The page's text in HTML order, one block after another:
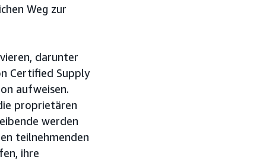
Weg zur
darunter
Certified Supply
aufweisen.
proprietären
werden
teilnehmenden
ihre